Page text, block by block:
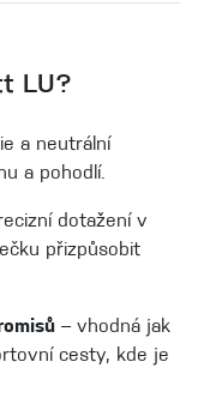
LU?
a neutrální
a pohodlí.
dotažení v
přizpůsobit
– vhodná jak
cesty, kde je